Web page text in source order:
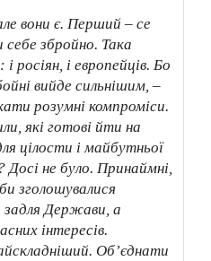
вони є. Перший – се
збройно. Така
росіян, і европейців. Бо
вийде сильнішим, –
розумні компроміси.
які готові йти на
цілости і майбутньої
не було. Принаймні,
зголошувалися
задля Держави, а
інтересів.
Обʼєднати